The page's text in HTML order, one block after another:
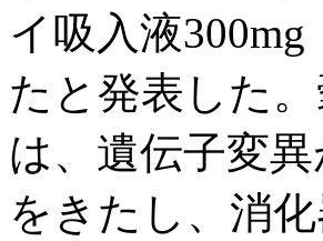
イ吸入液
たと発表した
は、遺伝子変
をきたし、消化